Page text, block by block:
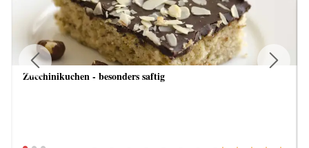
Zucchinikuchen - besonders saftig
Previous